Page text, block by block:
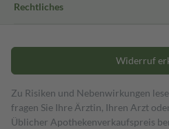
Rechtliches
Widerruf
Zu Risiken und Nebenwirkungen
fragen Sie Ihre Ärztin, Ihren Arzt
Üblicher Apothekenverkaufspreis